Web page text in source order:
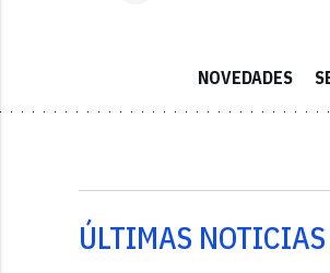
NOVEDADES
ÚLTIMAS